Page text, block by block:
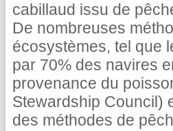
cabillaud issu de
De nombreuses
écosystèmes, tel que
par 70% des navires
provenance du
Stewardship Council)
des méthodes de